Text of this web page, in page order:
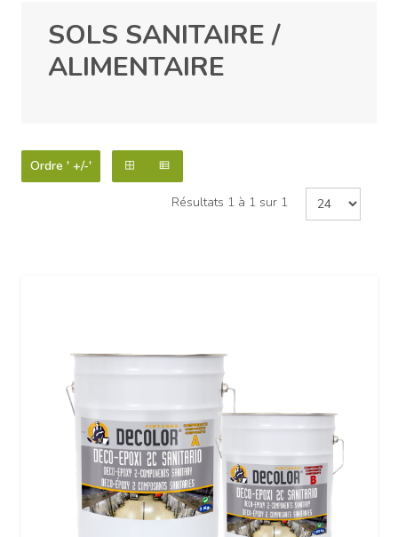
SOLS SANITAIRE /
ALIMENTAIRE
Ordre ' +/-'
Résultats 1 à 1 sur 1